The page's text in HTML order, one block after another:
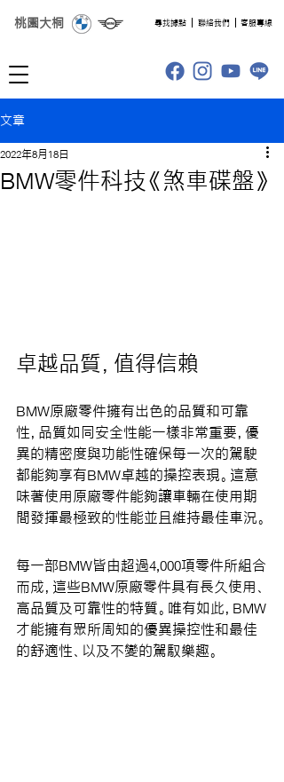
桃園大桐 ​尋找據點 聯絡我們 客服專線
文章
BMW零件科技《煞車碟盤》
2022年8月18日
卓越品質，值得信賴
BMW原廠零件擁有出色的品質和可靠
性，品質如同安全性能一樣非常重要，優
異的精密度與功能性確保每一次的駕駛
都能夠享有BMW卓越的操控表現。這意
味著使用原廠零件能夠讓車輛在使用期
間發揮最極致的性能並且維持最佳車況。
每一部BMW皆由超過4,000項零件所組合
而成，這些BMW原廠零件具有長久使用、
高品質及可靠性的特質。唯有如此，BMW
才能擁有眾所周知的優異操控性和最佳
的舒適性、以及不變的駕馭樂趣。